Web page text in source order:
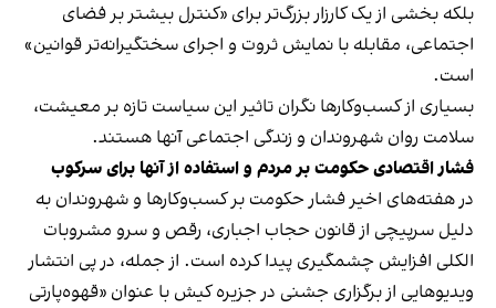
بلکه بخشی از یک کارزار بزرگ‌تر برای «کنترل بیشتر بر فضای
اجتماعی، مقابله با نمایش ثروت و اجرای سختگیرانه‌تر قوانین»
است.
بسیاری از کسب‌وکارها نگران تاثیر این سیاست‌ تازه بر معیشت،
سلامت روان شهروندان و زندگی اجتماعی آنها هستند.
فشار اقتصادی حکومت بر مردم و استفاده از آنها برای سرکوب
در هفته‌های اخیر فشار حکومت بر کسب‌وکارها و شهروندان به
دلیل سرپیچی از قانون حجاب اجباری، رقص و سرو مشروبات
الکلی افزایش چشمگیری پیدا کرده است. از جمله، در پی انتشار
ویدیوهایی از برگزاری جشنی در جزیره کیش با عنوان «قهوه‌پارتی